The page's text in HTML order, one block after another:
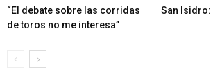
“El debate sobre las corridas
de toros no me interesa”
San Isidro: